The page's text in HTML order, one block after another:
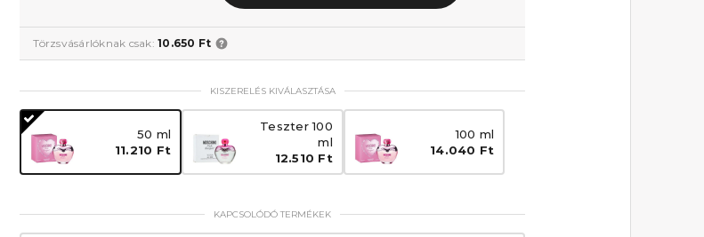
Törzsvásárlóknak csak:10.650 Ft
KISZERELÉS KIVÁLASZTÁSA
50 ml
11.210 Ft
Teszter 100
ml
12.510 Ft
100 ml
14.040 Ft
KAPCSOLÓDÓ TERMÉKEK